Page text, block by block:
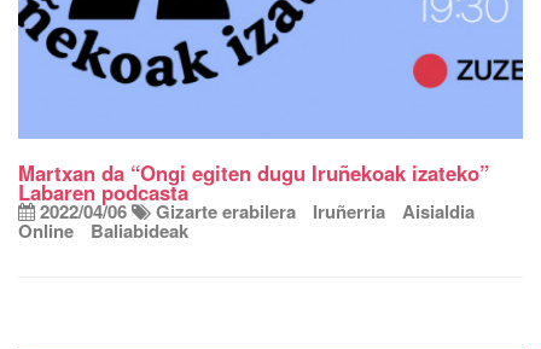
Martxan da “Ongi egiten dugu Iruñekoak izateko”
Labaren podcasta
2022/04/06 Gizarte erabilera Iruñerria Aisialdia
Online Baliabideak